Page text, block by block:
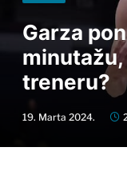
Garza
treneru?
19. Marta 2024.